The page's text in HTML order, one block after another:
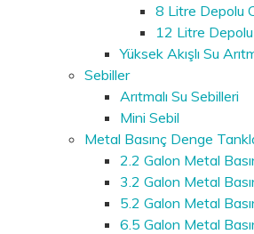
8 Litre Depolu
12 Litre
Yüksek Akışlı Su
Sebiller
Arıtmalı Su Sebilleri
Mini Sebil
Metal Basınç Denge
2.2 Galon Metal
3.2 Galon Metal
5.2 Galon Metal
6.5 Galon Metal